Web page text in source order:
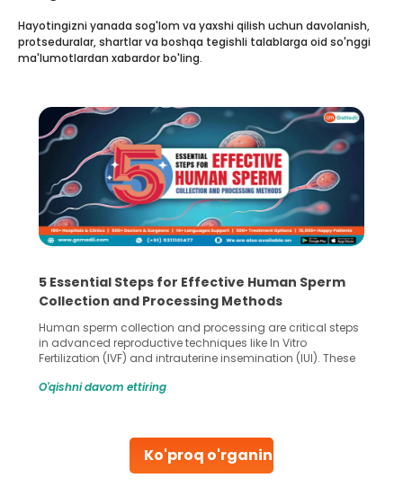
Ko'proq o'rganing
Hayotingizni yanada sog'lom va yaxshi qilish uchun davolanish,
protseduralar, shartlar va boshqa tegishli talablarga oid so'nggi
ma'lumotlardan xabardor bo'ling.
5 Essential Steps for Effective Human Sperm
Collection and Processing Methods
Human sperm collection and processing are critical steps
in advanced reproductive techniques like In Vitro
Fertilization (IVF) and intrauterine insemination (IUI). These
challenges and help couples achieve their dream of
collected, they process the
O'qishni davom ettiring